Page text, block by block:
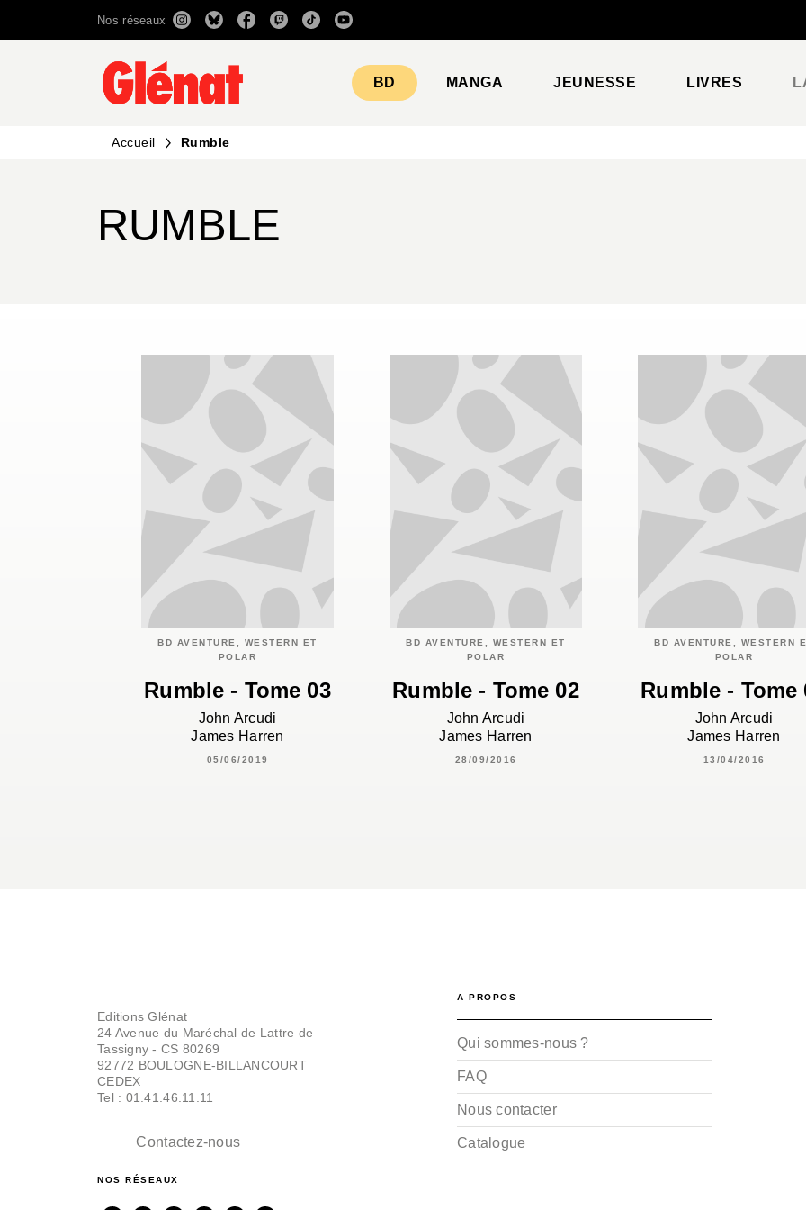
RECHERCHE CONTENU
Nos réseaux
BD MANGA JEUNESSE LIVRES
Accueil Rumble
RUMBLE
BD AVENTURE, WESTERN ET
POLAR
Rumble - Tome 03
John Arcudi
James Harren
05/06/2019
BD AVENTURE, WESTERN ET
POLAR
Rumble - Tome 02
John Arcudi
James Harren
28/09/2016
BD AVENTURE, WESTERN
POLAR
Rumble - Tome
John Arcudi
James Harren
13/04/2016
Editions Glénat
24 Avenue du Maréchal de Lattre de
Tassigny - CS 80269
92772 BOULOGNE-BILLANCOURT
CEDEX
Tel : 01.41.46.11.11
Contactez-nous
NOS RÉSEAUX
A PROPOS
Qui sommes-nous ?
FAQ
Nous contacter
Catalogue